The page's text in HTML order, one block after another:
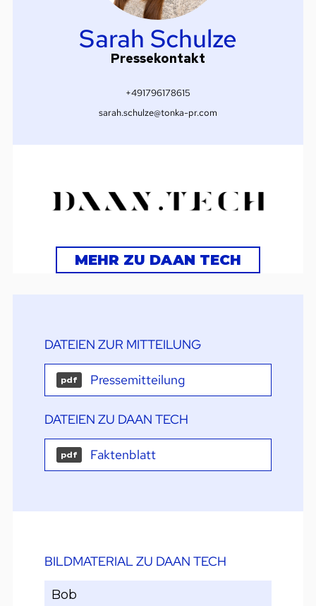
Sarah Schulze
Pressekontakt
+491796178615
sarah.schulze@tonka-pr.com
MEHR ZU DAAN TECH
DATEIEN ZUR MITTEILUNG
pdf Pressemitteilung
DATEIEN ZU DAAN TECH
pdf Faktenblatt
BILDMATERIAL ZU DAAN TECH
Bob